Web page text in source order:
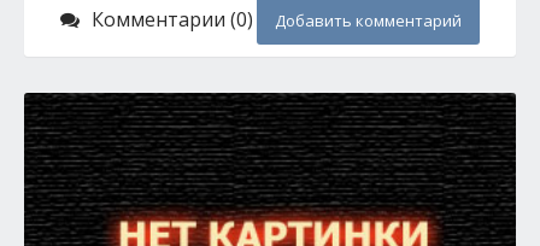
Комментарии (0) Добавить комментарий